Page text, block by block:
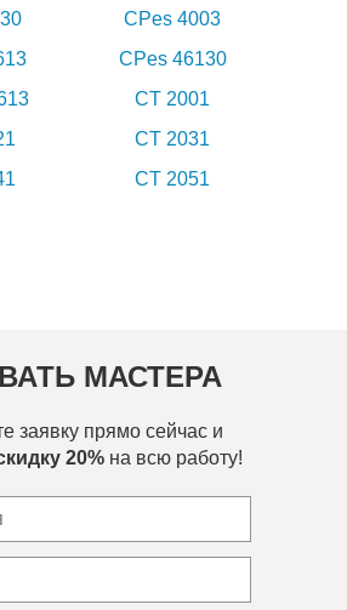
CPes 4003
CPes 46130
CT 2001
CT 2031
CT 2051
МАСТЕРА
заявку прямо сейчас и
20% на всю работу!